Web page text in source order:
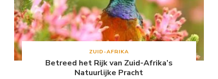
ZUID-AFRIKA
Betreed het Rijk van Zuid-Afrika’s
Natuurlijke Pracht